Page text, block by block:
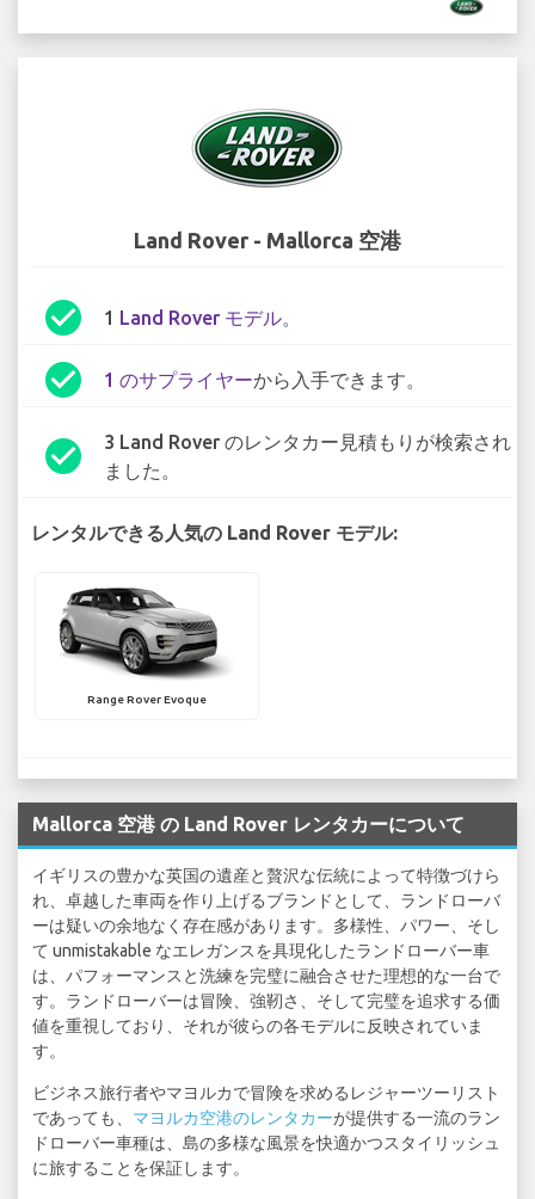
Land Rover - Mallorca 空港
check_circle 1 Land Rover モデル。
check_circle 1 のサプライヤーから入手できます。
check_circle
3 Land Rover のレンタカー見積もりが検索され
ました。
レンタルできる人気の Land Rover モデル:
Range Rover Evoque
Mallorca 空港 の Land Rover レンタカーについて
イギリスの豊かな英国の遺産と贅沢な伝統によって特徴づけら
れ、卓越した車両を作り上げるブランドとして、ランドローバ
ーは疑いの余地なく存在感があります。多様性、パワー、そし
て unmistakable なエレガンスを具現化したランドローバー車
は、パフォーマンスと洗練を完璧に融合させた理想的な一台で
す。ランドローバーは冒険、強靭さ、そして完璧を追求する価
値を重視しており、それが彼らの各モデルに反映されていま
す。
ビジネス旅行者やマヨルカで冒険を求めるレジャーツーリスト
であっても、 マヨルカ空港のレンタカーが提供する一流のラン
ドローバー車種は、島の多様な風景を快適かつスタイリッシュ
に旅することを保証します。